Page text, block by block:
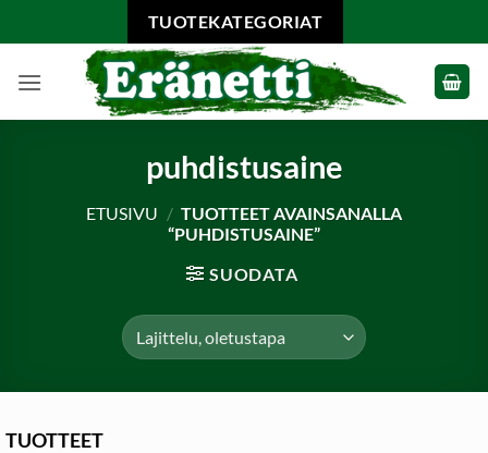
to
TUOTEKATEGORIAT
puhdistusaine
ETUSIVU / TUOTTEET AVAINSANALLA
“PUHDISTUSAINE”
SUODATA
TUOTTEET